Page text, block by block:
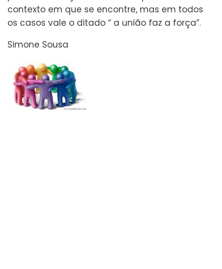
contexto em que se encontre, mas em todos
os casos vale o ditado “ a união faz a força”.
Simone Sousa